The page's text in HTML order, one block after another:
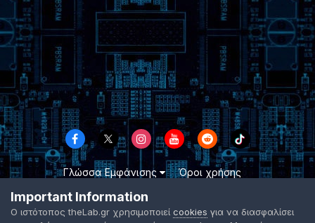
Γλώσσα Εμφάνισης
Όροι χρήσης
TheLab.gr 2003 -
Powered by Invision Community
Important Information
Ο ιστότοπος theLab.gr χρησιμοποιεί cookies για να διασφαλίσει